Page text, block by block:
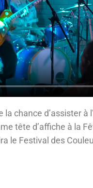
la chance d’assister
tête d’affiche à la
le Festival des